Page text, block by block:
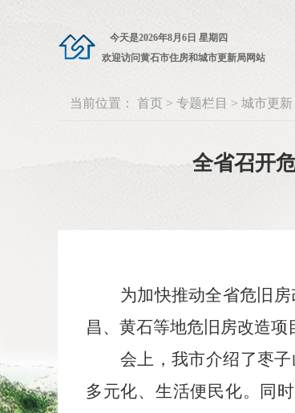
今天是2026年8月6日 星期四
欢迎访问黄石市住房和城市更新局网站
当前位置： 首页 > 专题栏目 > 城市更新
全省召开
为加快推动全省危旧
昌、黄石等地危旧房改造项
会上，我市介绍了枣
多元化、生活便民化。同